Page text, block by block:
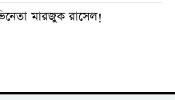
মারজুক রাসেল!